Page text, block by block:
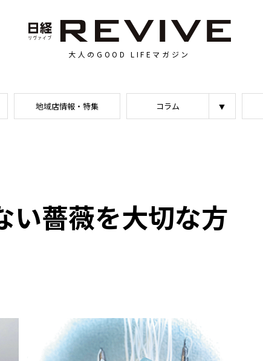
大人のGOOD LIFEマガジン
地域店情報・特集 コラム
い薔薇を大切な方